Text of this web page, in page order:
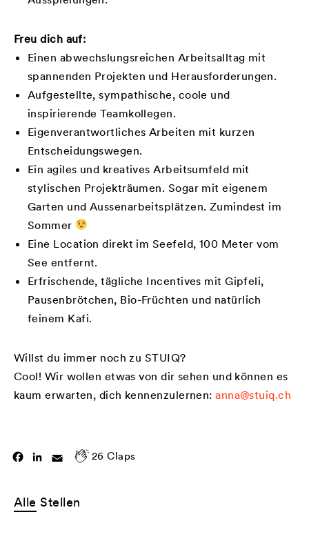
Freu dich auf:
Einen abwechslungsreichen Arbeitsalltag mit
spannenden Projekten und Herausforderungen.
Aufgestellte, sympathische, coole und
inspirierende Teamkollegen.
Eigenverantwortliches Arbeiten mit kurzen
Entscheidungswegen.
Ein agiles und kreatives Arbeitsumfeld mit
stylischen Projekträumen. Sogar mit eigenem
Garten und Aussenarbeitsplätzen. Zumindest im
Sommer
Eine Location direkt im Seefeld, 100 Meter vom
See entfernt.
Erfrischende, tägliche Incentives mit Gipfeli,
Pausenbrötchen, Bio-Früchten und natürlich
feinem Kafi.
Willst du immer noch zu STUIQ?
Cool! Wir wollen etwas von dir sehen und können es
kaum erwarten, dich kennenzulernen:anna@stuiq.ch
26 Claps
Facebook
LinkedIn
Email
Alle Stellen